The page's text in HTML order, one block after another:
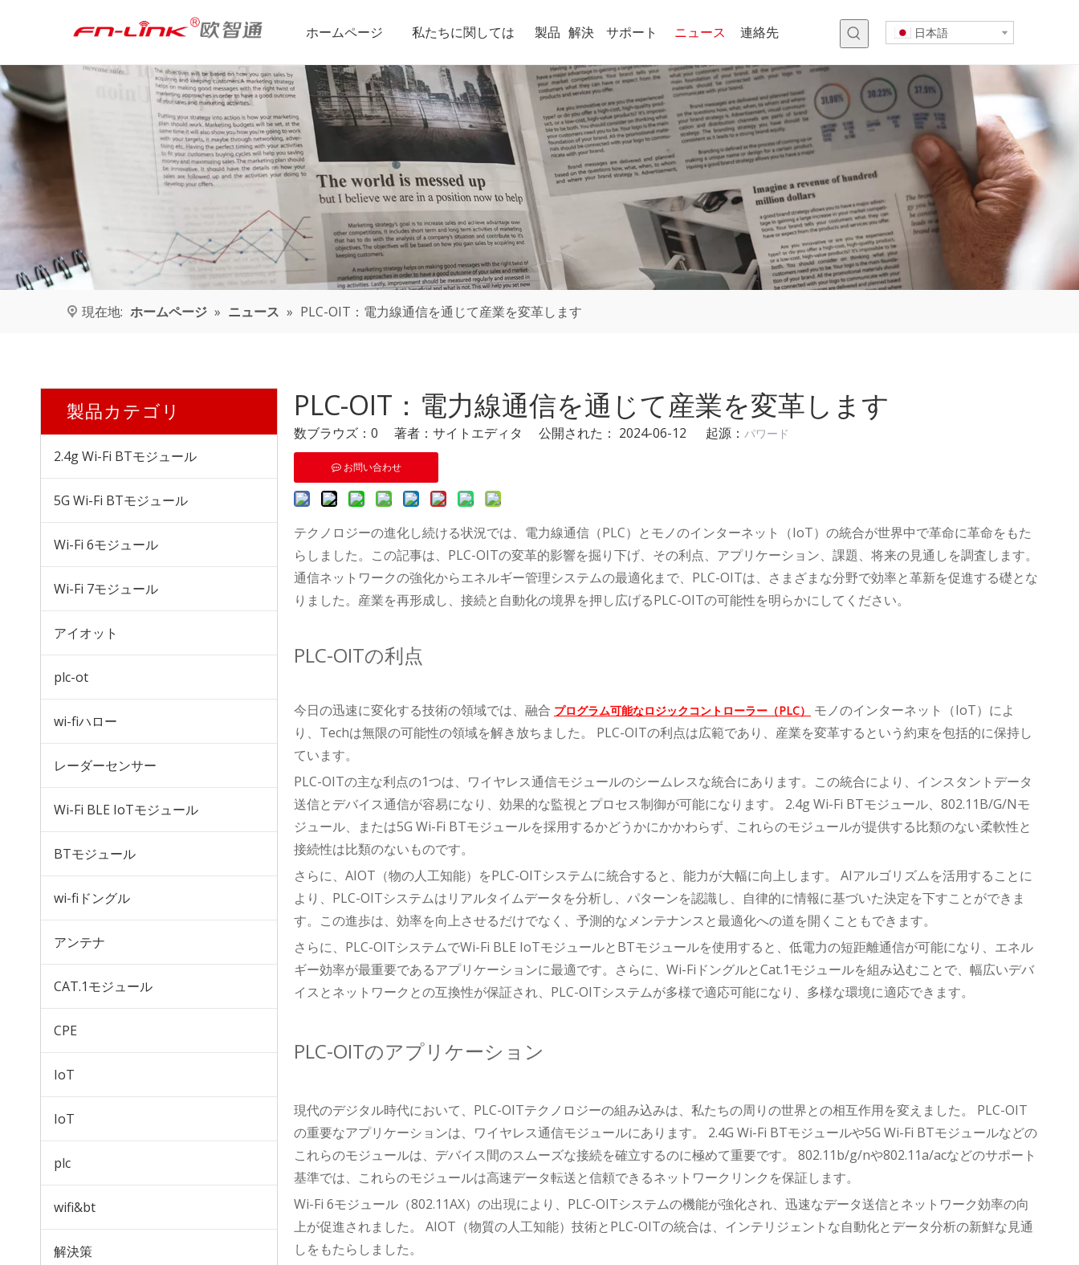
ホームページ 私たちに関しては 製品 解決 サポート ニュース 連絡先 日本語
現在地: ホームページ » ニュース » PLC-OIT：電力線通信を通じて産業を変革します
製品カテゴリ
2.4g Wi-Fi BTモジュール
5G Wi-Fi BTモジュール
Wi-Fi 6モジュール
Wi-Fi 7モジュール
アイオット
plc-ot
wi-fiハロー
レーダーセンサー
Wi-Fi BLE IoTモジュール
BTモジュール
wi-fiドングル
アンテナ
CAT.1モジュール
CPE
IoT
IoT
plc
wifi&bt
解決策
MW801A LTE CAT4 CPE
P102W-U LTE CAT1 セルラーモジュール
MW801A LTE CAT4 CPE
PLC-OIT：電力線通信を通じて産業を変革します
数ブラウズ： 0 著者：サイトエディタ 公開された： 2024-06-12 起源： パワード
お問い合わせ
テクノロジーの進化し続ける状況では、電力線通信（PLC）とモノのインターネット（IoT）の統合が世界中で革命に革命をもた
らしました。この記事は、PLC-OITの変革的影響を掘り下げ、その利点、アプリケーション、課題、将来の見通しを調査します。
通信ネットワークの強化からエネルギー管理システムの最適化まで、PLC-OITは、さまざまな分野で効率と革新を促進する礎とな
りました。産業を再形成し、接続と自動化の境界を押し広げるPLC-OITの可能性を明らかにしてください。
PLC-OITの利点
今日の迅速に変化する技術の領域では、融合 プログラム可能なロジックコントローラー（PLC）
モノのインターネット（IoT）によ
り、Techは無限の可能性の領域を解き放ちました。 PLC-OITの利点は広範であり、産業を変革するという約束を包括的に保持し
ています。
PLC-OITの主な利点の1つは、ワイヤレス通信モジュールのシームレスな統合にあります。この統合により、インスタントデータ
送信とデバイス通信が容易になり、効果的な監視とプロセス制御が可能になります。 2.4g Wi-Fi BTモジュール、802.11B/G/Nモ
ジュール、または5G Wi-Fi BTモジュールを採用するかどうかにかかわらず、これらのモジュールが提供する比類のない柔軟性と
接続性は比類のないものです。
さらに、AIOT（物の人工知能）をPLC-OITシステムに統合すると、能力が大幅に向上します。 AIアルゴリズムを活用することに
より、PLC-OITシステムはリアルタイムデータを分析し、パターンを認識し、自律的に情報に基づいた決定を下すことができま
す。この進歩は、効率を向上させるだけでなく、予測的なメンテナンスと最適化への道を開くこともできます。
さらに、PLC-OITシステムでWi-Fi BLE IoTモジュールとBTモジュールを使用すると、低電力の短距離通信が可能になり、エネル
ギー効率が最重要であるアプリケーションに最適です。さらに、Wi-FiドングルとCat.1モジュールを組み込むことで、幅広いデバ
イスとネットワークとの互換性が保証され、PLC-OITシステムが多様で適応可能になり、多様な環境に適応できます。
PLC-OITのアプリケーション
現代のデジタル時代において、PLC-OITテクノロジーの組み込みは、私たちの周りの世界との相互作用を変えました。 PLC-OIT
の重要なアプリケーションは、ワイヤレス通信モジュールにあります。 2.4G Wi-Fi BTモジュールや5G Wi-Fi BTモジュールなどの
これらのモジュールは、デバイス間のスムーズな接続を確立するのに極めて重要です。 802.11b/g/nや802.11a/acなどのサポート
基準では、これらのモジュールは高速データ転送と信頼できるネットワークリンクを保証します。
Wi-Fi 6モジュール（802.11AX）の出現により、PLC-OITシステムの機能が強化され、迅速なデータ送信とネットワーク効率の向
上が促進されました。 AIOT（物質の人工知能）技術とPLC-OITの統合は、インテリジェントな自動化とデータ分析の新鮮な見通
しをもたらしました。